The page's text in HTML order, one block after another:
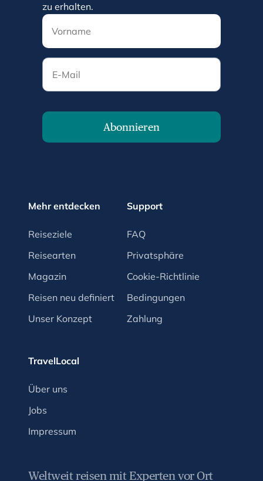
zu erhalten.
E-Mail
Abonnieren
Mehr entdecken
Reiseziele
Reisearten
Magazin
Reisen neu definiert
Unser Konzept
Support
FAQ
Privatsphäre
Cookie-Richtlinie
Bedingungen
Zahlung
TravelLocal
Über uns
Jobs
Impressum
Weltweit reisen mit Experten vor Ort